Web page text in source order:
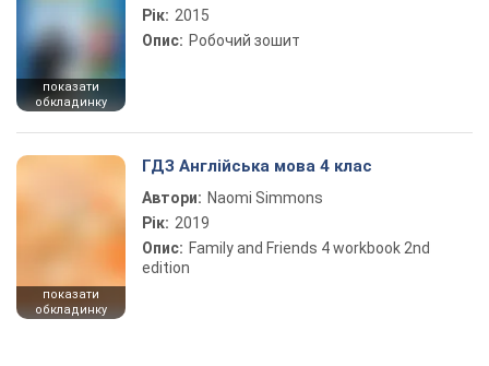
показати
обкладинку
Рік: 2015
Опис: Робочий зошит
показати
обкладинку
ГДЗ Англійська мова 4 клас
Автори: Naomi Simmons
Рік: 2019
Опис: Family and Friends 4 workbook 2nd
edition